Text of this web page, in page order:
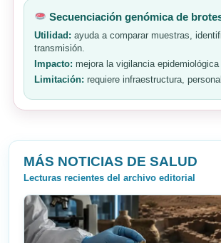
Secuenciación genómica de
Utilidad: ayuda a comparar muestras,
transmisión.
Impacto: mejora la vigilancia
Limitación: requiere infraestructura,
MÁS NOTICIAS DE SALUD
Lecturas recientes del archivo editorial